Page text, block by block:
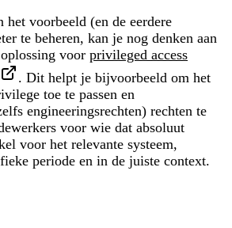
het voorbeeld (en de eerdere
te beheren, kan je nog denken aan
voor privileged access
. Dit helpt je bijvoorbeeld om het
toe te passen en
engineeringsrechten) rechten te
voor wie dat absoluut
voor het relevante systeem,
periode en in de juiste context.